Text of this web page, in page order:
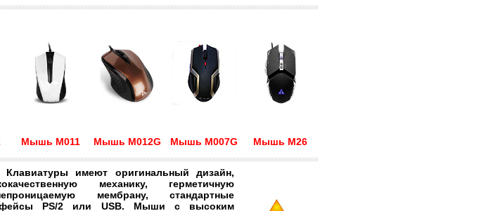
Мышь M011 Мышь M012G Мышь M007G Мышь M26
имеют оригинальный дизайн,
механику, герметичную
мембрану, стандартные
PS/2 или USB. Мыши с высоким